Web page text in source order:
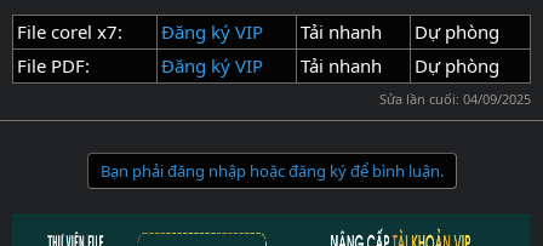
File corel x7: Đăng ký VIP Tải nhanh
Dự phòng
File PDF:
Đăng ký VIP Tải nhanh Dự phòng
Sửa lần cuối: 04/09/2025
Bạn phải đăng nhập hoặc đăng ký để bình luận.